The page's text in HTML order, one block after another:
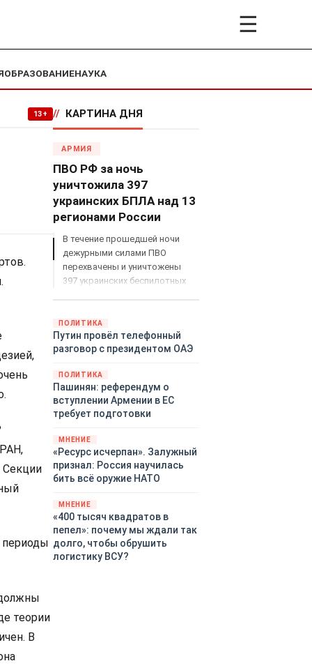
☰
ОБРАЗОВАНИЕНАУКА
13+
Секции
периоды
теории
В
// КАРТИНА ДНЯ
АРМИЯ
ПВО РФ за ночь
уничтожила 397
украинских БПЛА над 13
регионами России
В течение прошедшей ночи
дежурными силами ПВО
перехвачены и уничтожены
397 украинских беспилотных
территориями Белгородской,
Брянской, Воронежской,
Курской, Липецкой,
Ростовской, Рязанской,
Самарской, Саратовской,
Тамбовской, Тульской
областей, Краснодарского
края, Республики Крым и над
акваторией Азовского моря.
ПОЛИТИКА
Путин провёл телефонный
разговор с президентом ОАЭ
ПОЛИТИКА
Пашинян: референдум о
вступлении Армении в ЕС
требует подготовки
МНЕНИЕ
«Ресурс исчерпан». Залужный
признал: Россия научилась
бить всё оружие НАТО
МНЕНИЕ
«400 тысяч квадратов в
пепел»: почему мы ждали так
долго, чтобы обрушить
логистику ВСУ?